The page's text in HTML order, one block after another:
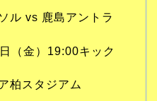
ル vs 鹿島アントラ
（金）19:00キック
柏スタジアム